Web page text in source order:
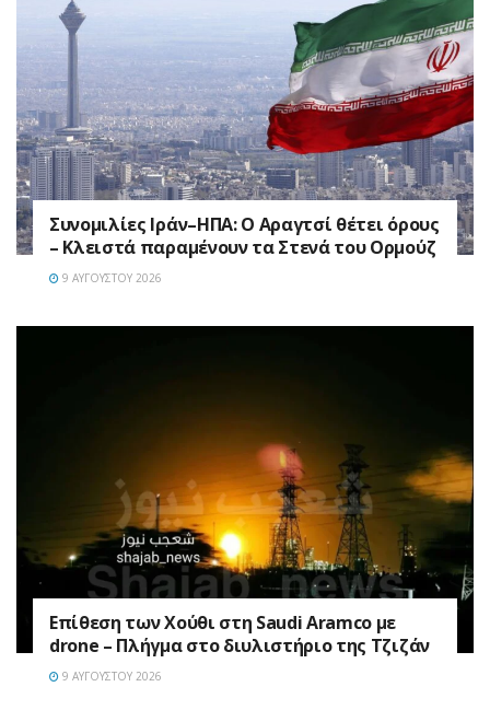
Συνομιλίες Ιράν–ΗΠΑ: Ο Αραγτσί θέτει όρους
– Κλειστά παραμένουν τα Στενά του Ορμούζ
9 ΑΥΓΟΎΣΤΟΥ 2026
Επίθεση των Χούθι στη Saudi Aramco με
drone – Πλήγμα στο διυλιστήριο της Τζιζάν
9 ΑΥΓΟΎΣΤΟΥ 2026